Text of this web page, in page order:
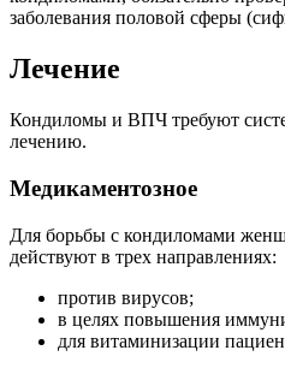
заболевания половой сферы
Лечение
Кондиломы и ВПЧ требуют
лечению.
Медикаментозное
Для борьбы с кондиломами
действуют в трех направлениях:
против вирусов;
в целях повышения
для витаминизации